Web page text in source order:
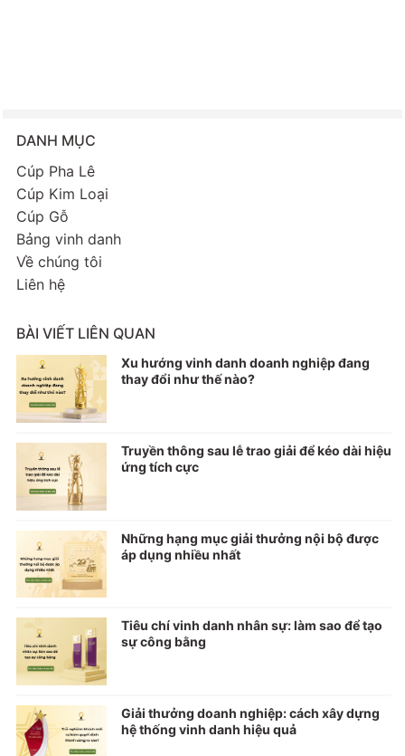
DANH MỤC
Cúp Pha Lê
Cúp Kim Loại
Cúp Gỗ
Bảng vinh danh
Về chúng tôi
Liên hệ
BÀI VIẾT LIÊN QUAN
Xu hướng vinh danh doanh nghiệp đang
thay đổi như thế nào?
Truyền thông sau lễ trao giải để kéo dài hiệu
ứng tích cực
Những hạng mục giải thưởng nội bộ được
áp dụng nhiều nhất
Tiêu chí vinh danh nhân sự: làm sao để tạo
sự công bằng
Giải thưởng doanh nghiệp: cách xây dựng
hệ thống vinh danh hiệu quả